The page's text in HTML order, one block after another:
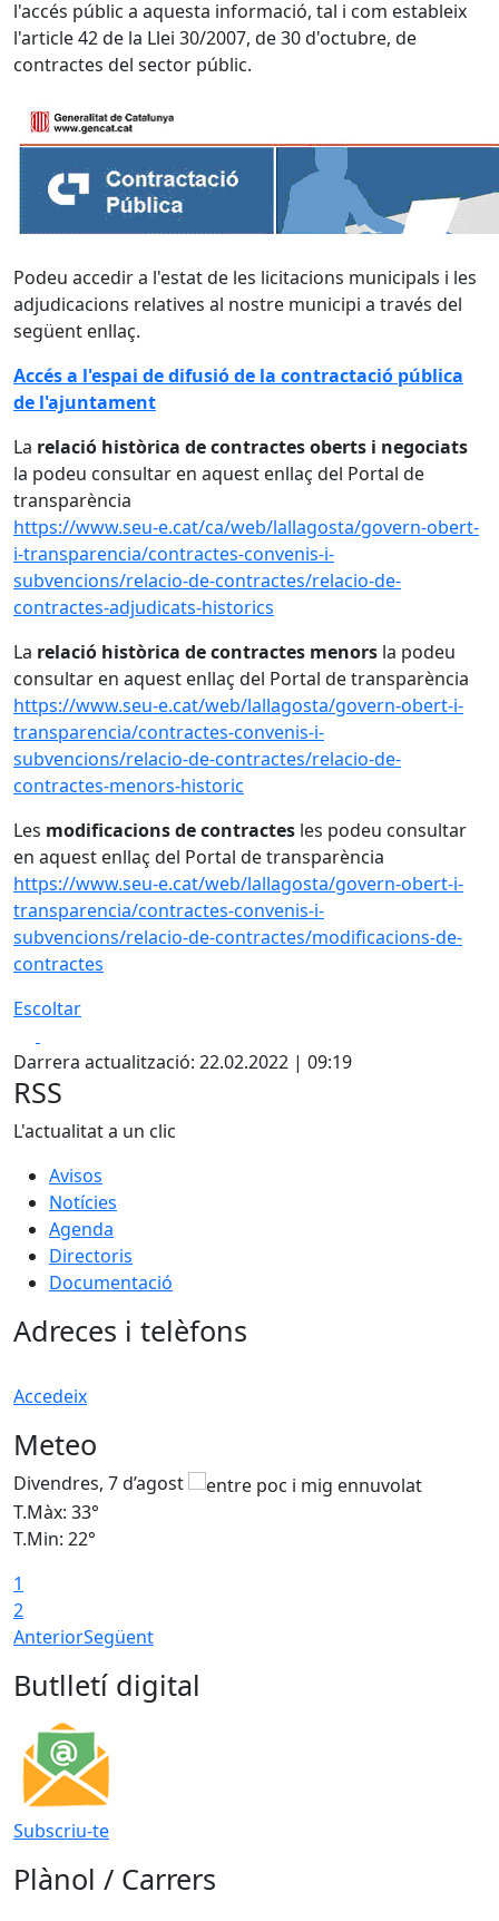
l'accés públic a aquesta informació, tal i com estableix
l'article 42 de la Llei 30/2007, de 30 d'octubre, de
contractes del sector públic.
Podeu accedir a l'estat de les licitacions municipals i les
adjudicacions relatives al nostre municipi a través del
següent enllaç.
Accés a l'espai de difusió de la contractació pública
de l'ajuntament
La relació històrica de contractes oberts i negociats
la podeu consultar en aquest enllaç del Portal de
transparència
https://www.seu-e.cat/ca/web/lallagosta/govern-obert-
i-transparencia/contractes-convenis-i-
subvencions/relacio-de-contractes/relacio-de-
contractes-adjudicats-historics
La relació històrica de contractes menors la podeu
consultar en aquest enllaç del Portal de transparència
https://www.seu-e.cat/web/lallagosta/govern-obert-i-
transparencia/contractes-convenis-i-
subvencions/relacio-de-contractes/relacio-de-
contractes-menors-historic
Les modificacions de contractes les podeu consultar
en aquest enllaç del Portal de transparència
https://www.seu-e.cat/web/lallagosta/govern-obert-i-
transparencia/contractes-convenis-i-
subvencions/relacio-de-contractes/modificacions-de-
contractes
Escoltar
Darrera actualització: 22.02.2022 | 09:19
RSS
L'actualitat a un clic
Avisos
Notícies
Agenda
Directoris
Documentació
Adreces i telèfons
Accedeix
Meteo
Divendres, 7 d’agost
T.Màx: 33°
T.Min: 22°
1
2
AnteriorSegüent
Butlletí digital
Subscriu-te
Plànol / Carrers